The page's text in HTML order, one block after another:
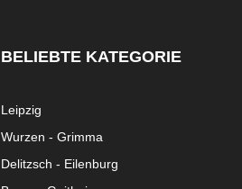
BELIEBTE KATEGORIE
Leipzig
Wurzen - Grimma
Delitzsch - Eilenburg